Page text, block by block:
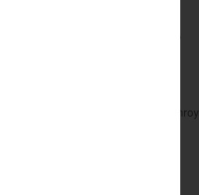
le doublé à Grasse
Andrea Chiapello et Catherine Jeanroy
du ...